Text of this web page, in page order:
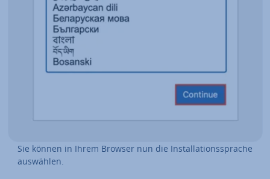
Sie können in Ihrem Browser nun die In­stal­la­ti­ons­spra­che
auswählen.